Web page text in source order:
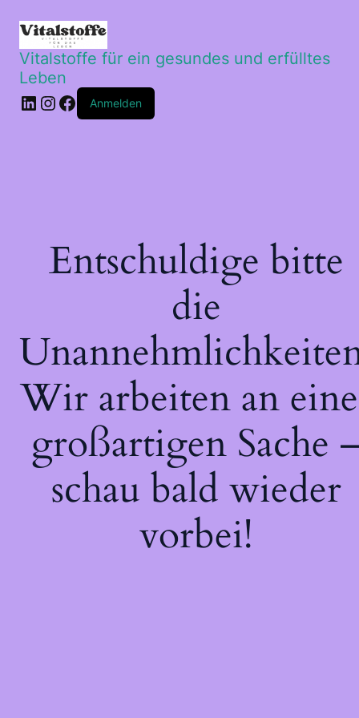
Vitalstoffe für ein gesundes und erfülltes
Leben
LinkedIn
Instagram
Facebook
Anmelden
Entschuldige bitte
die
Wir arbeiten an
großartigen Sache
schau bald wieder
vorbei!